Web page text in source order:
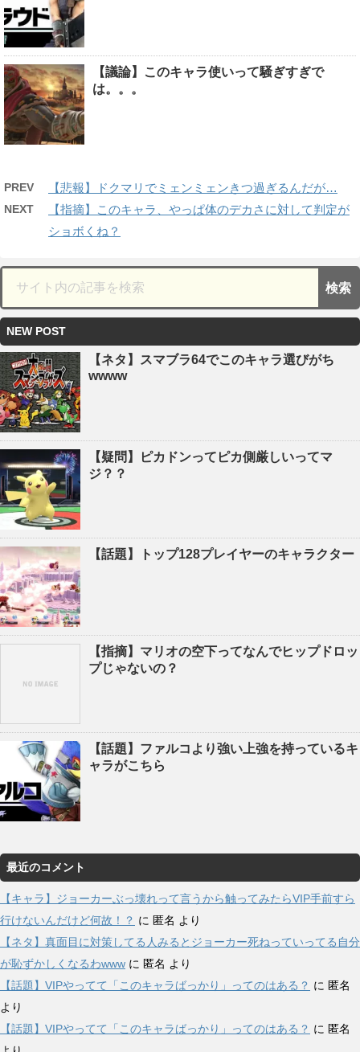
【議論】このキャラ使いって騒ぎすぎで
は。。。
PREV 【悲報】ドクマリでミェンミェンきつ過ぎるんだが…
NEXT
【指摘】このキャラ、やっぱ体のデカさに対して判定が
ショボくね？
NEW POST
【ネタ】スマブラ64でこのキャラ選びがち
wwww
【疑問】ピカドンってピカ側厳しいってマ
ジ？？
【話題】トップ128プレイヤーのキャラクター
【指摘】マリオの空下ってなんでヒップドロッ
プじゃないの？
【話題】ファルコより強い上強を持っているキ
ャラがこちら
最近のコメント
【キャラ】ジョーカーぶっ壊れって言うから触ってみたらVIP手前すら
行けないんだけど何故！？ に 匿名 より
【ネタ】真面目に対策してる人みるとジョーカー死ねっていってる自分
が恥ずかしくなるわwww に 匿名 より
【話題】VIPやってて「このキャラばっかり」ってのはある？ に 匿名
より
【話題】VIPやってて「このキャラばっかり」ってのはある？ に 匿名